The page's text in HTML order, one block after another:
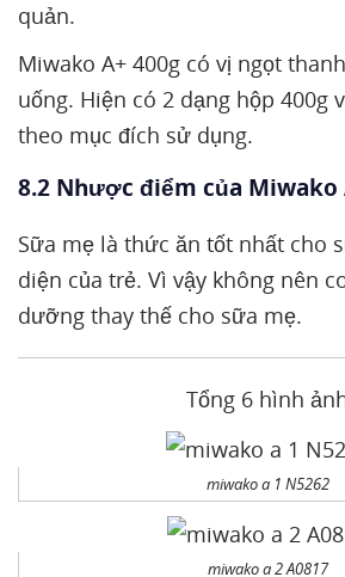
quản.
Miwako A+ 400g có vị ngọt
uống. Hiện có 2 dạng hộp 400g
theo mục đích sử dụng.
8.2 Nhược điểm của Miwako
Sữa mẹ là thức ăn tốt nhất cho
diện của trẻ. Vì vậy không nên
dưỡng thay thế cho sữa mẹ.
Tổng 6 hình
miwako a 1 N5262
miwako a 2 A0817